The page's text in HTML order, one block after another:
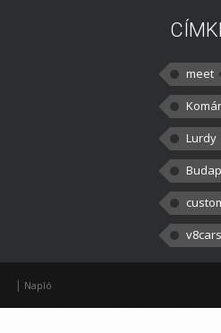
meet
Lurdy
v8cars
| Napló